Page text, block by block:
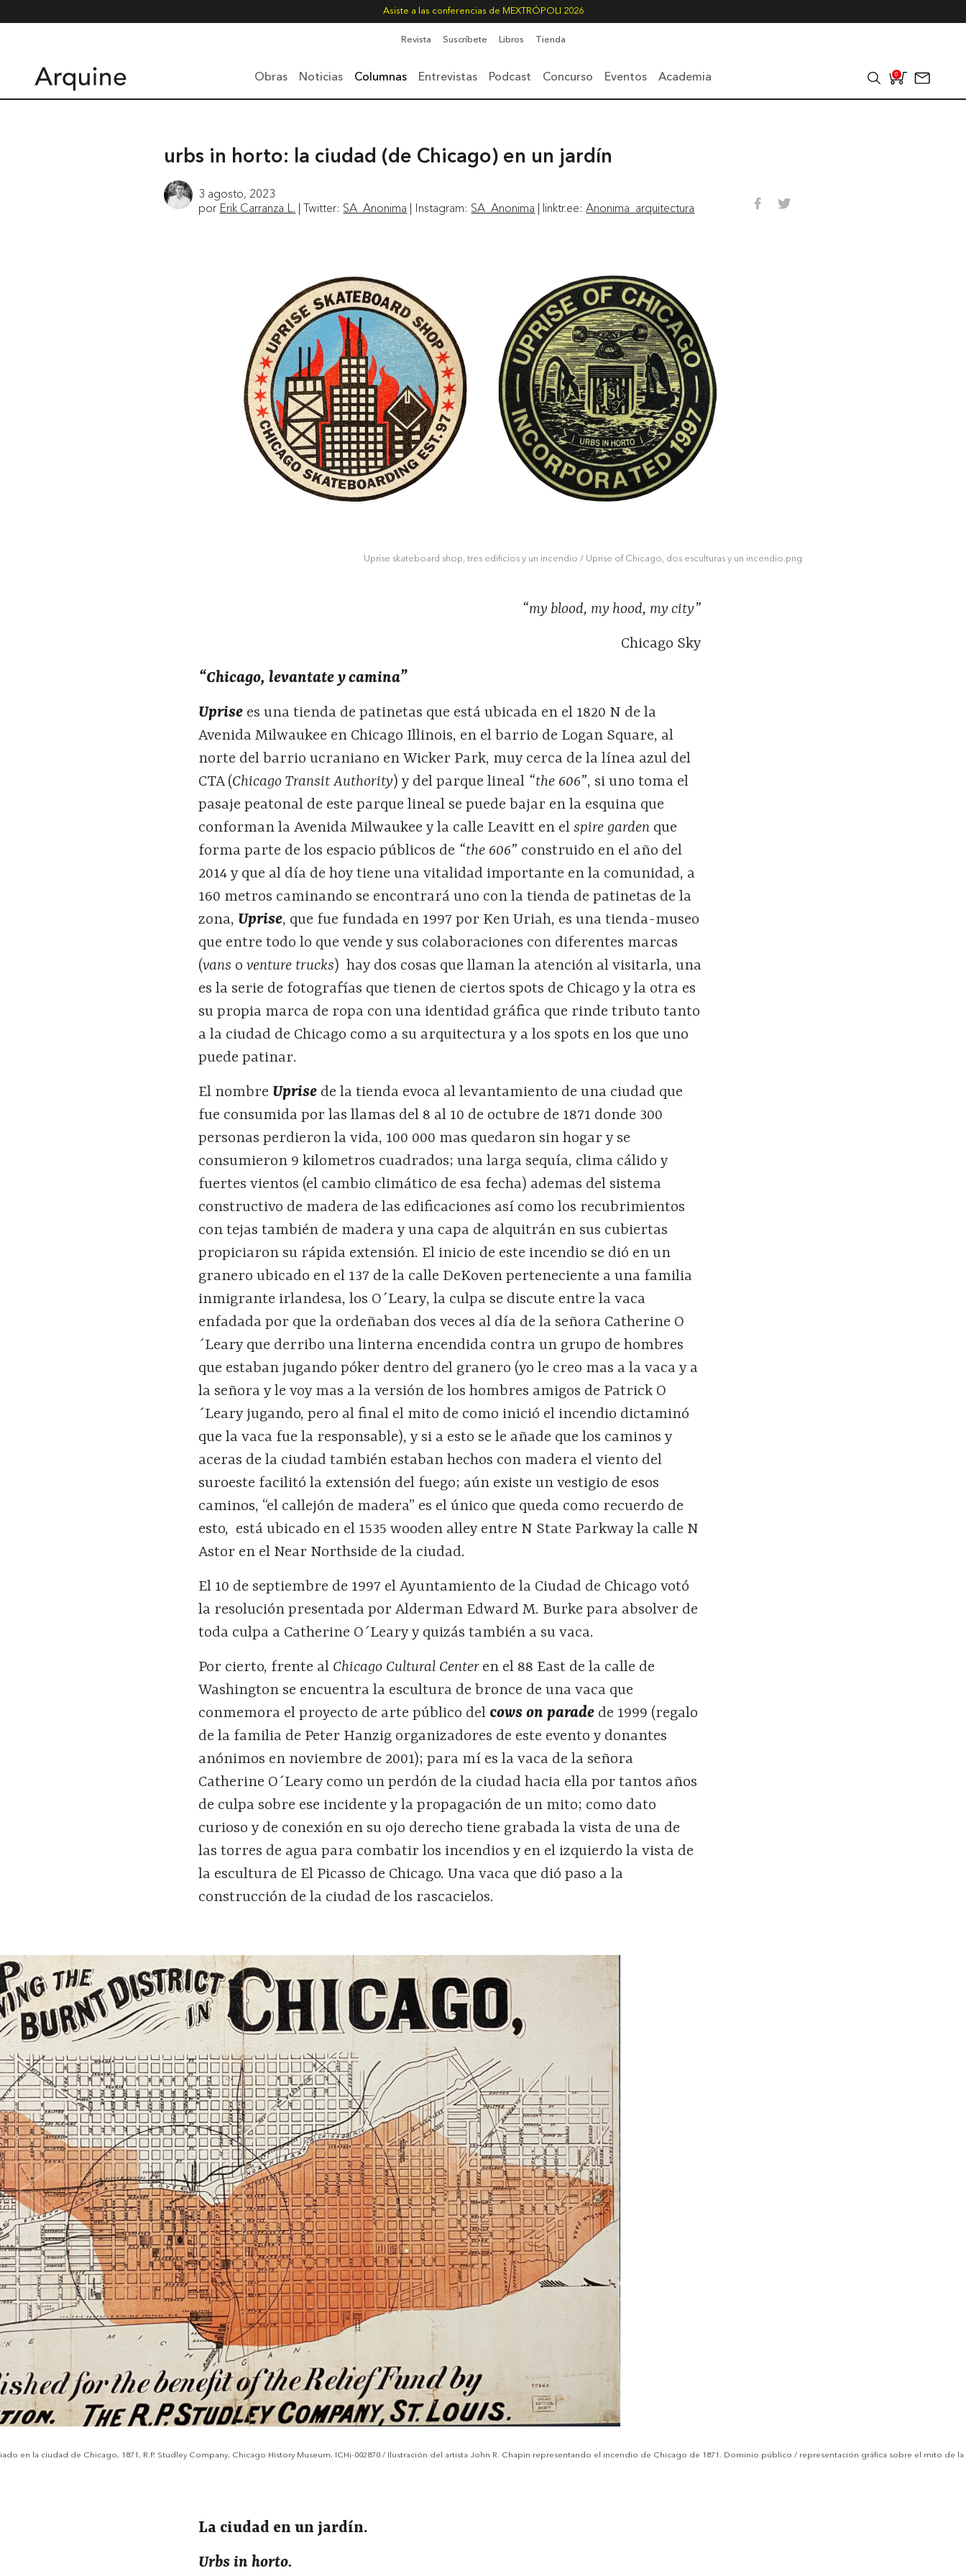
Asiste a las conferencias de MEXTRÓPOLI 2026
Revista Suscríbete Libros Tienda
Obras Noticias Columnas Entrevistas Podcast Concurso Eventos Academia 0
urbs in horto: la ciudad (de Chicago) en un jardín
3 agosto, 2023
por Erik Carranza L. | Twitter: SA_Anonima | Instagram: SA_Anonima | linktr.ee:Anonima_arquitectura
Uprise skateboard shop, tres edificios y un incendio / Uprise of Chicago, dos esculturas y un incendio.png
“my blood, my hood, my city”
Chicago Sky
“Chicago, levantate y camina”
Uprise es una tienda de patinetas que está ubicada en el 1820 N de la
Avenida Milwaukee en Chicago Illinois, en el barrio de Logan Square, al
norte del barrio ucraniano en Wicker Park, muy cerca de la línea azul del
CTA (Chicago Transit Authority) y del parque lineal “the 606”, si uno toma el
pasaje peatonal de este parque lineal se puede bajar en la esquina que
conforman la Avenida Milwaukee y la calle Leavitt en elspire garden que
forma parte de los espacio públicos de “the 606” construido en el año del
2014 y que al día de hoy tiene una vitalidad importante en la comunidad, a
160 metros caminando se encontrará uno con la tienda de patinetas de la
zona, Uprise, que fue fundada en 1997 por Ken Uriah, es una tienda-museo
que entre todo lo que vende y sus colaboraciones con diferentes marcas
(vans oventure trucks) hay dos cosas que llaman la atención al visitarla, una
es la serie de fotografías que tienen de ciertos spots de Chicago y la otra es
su propia marca de ropa con una identidad gráfica que rinde tributo tanto
a la ciudad de Chicago como a su arquitectura y a los spots en los que uno
puede patinar.
El nombre Uprise de la tienda evoca al levantamiento de una ciudad que
fue consumida por las llamas del 8 al 10 de octubre de 1871 donde 300
personas perdieron la vida, 100 000 mas quedaron sin hogar y se
consumieron 9 kilometros cuadrados; una larga sequía, clima cálido y
fuertes vientos (el cambio climático de esa fecha) ademas del sistema
constructivo de madera de las edificaciones así como los recubrimientos
con tejas también de madera y una capa de alquitrán en sus cubiertas
propiciaron su rápida extensión. El inicio de este incendio se dió en un
granero ubicado en el 137 de la calle DeKoven perteneciente a una familia
inmigrante irlandesa, los O´Leary, la culpa se discute entre la vaca
enfadada por que la ordeñaban dos veces al día de la señora Catherine O
´Leary que derribo una linterna encendida contra un grupo de hombres
que estaban jugando póker dentro del granero (yo le creo mas a la vaca y a
la señora y le voy mas a la versión de los hombres amigos de Patrick O
´Leary jugando, pero al final el mito de como inició el incendio dictaminó
que la vaca fue la responsable), y si a esto se le añade que los caminos y
aceras de la ciudad también estaban hechos con madera el viento del
suroeste facilitó la extensión del fuego; aún existe un vestigio de esos
caminos, “el callejón de madera” es el único que queda como recuerdo de
esto, está ubicado en el 1535 wooden alley entre N State Parkway la calle N
Astor en el Near Northside de la ciudad.
El 10 de septiembre de 1997 el Ayuntamiento de la Ciudad de Chicago votó
la resolución presentada por Alderman Edward M. Burke para absolver de
toda culpa a Catherine O´Leary y quizás también a su vaca.
Por cierto, frente al Chicago Cultural Center en el 88 East de la calle de
Washington se encuentra la escultura de bronce de una vaca que
conmemora el proyecto de arte público del cows on parade de 1999 (regalo
de la familia de Peter Hanzig organizadores de este evento y donantes
anónimos en noviembre de 2001); para mí es la vaca de la señora
Catherine O´Leary como un perdón de la ciudad hacia ella por tantos años
de culpa sobre ese incidente y la propagación de un mito; como dato
curioso y de conexión en su ojo derecho tiene grabada la vista de una de
las torres de agua para combatir los incendios y en el izquierdo la vista de
la escultura de El Picasso de Chicago. Una vaca que dió paso a la
construcción de la ciudad de los rascacielos.
en la ciudad de Chicago, 1871, R.P. Studley Company, Chicago History Museum, ICHi-002870 / Ilustración del artista John R. Chapin representando el incendio de Chicago de 1871. Dominio público / representación gráfica sobre el mito de la
La ciudad en un jardín.
Urbs in horto.